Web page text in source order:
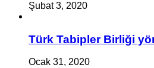
Şubat 3, 2020
Türk Tabipler Birliği
Ocak 31, 2020